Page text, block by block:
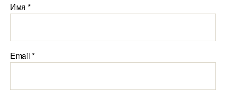
Имя *
Email*